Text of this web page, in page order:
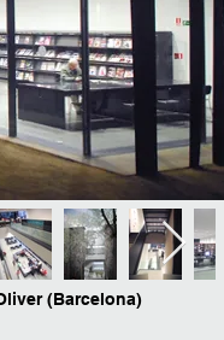
(Barcelona)